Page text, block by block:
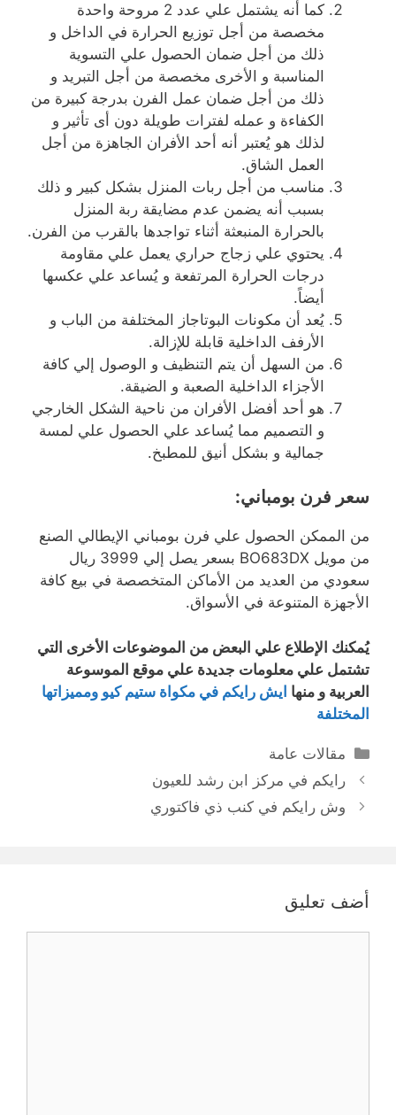
كما أنه يشتمل علي عدد 2 مروحة واحدة
مخصصة من أجل توزيع الحرارة في الداخل و
ذلك من أجل ضمان الحصول علي التسوية
المناسبة و الأخرى مخصصة من أجل التبريد و
ذلك من أجل ضمان عمل الفرن بدرجة كبيرة من
الكفاءة و عمله لفترات طويلة دون أى تأثير و
لذلك هو يُعتبر أنه أحد الأفران الجاهزة من أجل
العمل الشاق.
مناسب من أجل ربات المنزل بشكل كبير و ذلك
بسبب أنه يضمن عدم مضايقة ربة المنزل
بالحرارة المنبعثة أثناء تواجدها بالقرب من الفرن.
يحتوي علي زجاج حراري يعمل علي مقاومة
درجات الحرارة المرتفعة و يُساعد علي عكسها
أيضاً.
يُعد أن مكونات البوتاجاز المختلفة من الباب و
الأرفف الداخلية قابلة للإزالة.
من السهل أن يتم التنظيف و الوصول إلي كافة
الأجزاء الداخلية الصعبة و الضيقة.
هو أحد أفضل الأفران من ناحية الشكل الخارجي
و التصميم مما يُساعد علي الحصول علي لمسة
جمالية و بشكل أنيق للمطبخ.
سعر فرن بومباني:
من الممكن الحصول علي فرن بومباني الإيطالي الصنع
من مويل BO683DX بسعر يصل إلي 3999 ريال
سعودي من العديد من الأماكن المتخصصة في بيع كافة
الأجهزة المتنوعة في الأسواق.
يُمكنك الإطلاع علي البعض من الموضوعات الأخرى التي
تشتمل علي معلومات جديدة علي موقع الموسوعة
العربية و منها ايش رايكم في مكواة ستيم كيو ومميزاتها
المختلفة
التصنيفات
مقالات عامة
رايكم في مركز ابن رشد للعيون
وش رايكم في كنب ذي فاكتوري
أضف تعليق